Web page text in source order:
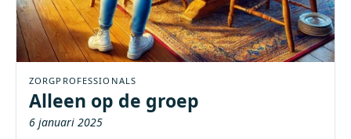
ZORGPROFESSIONALS
Alleen op de groep
6 januari 2025